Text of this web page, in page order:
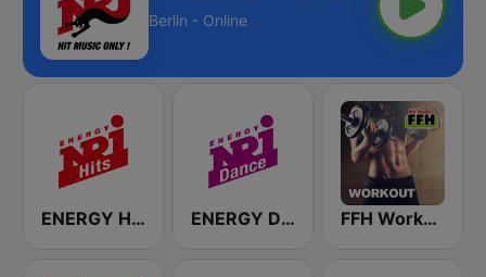
Berlin - Online
ENERGY Hits ENERGY Dance FFH Workout